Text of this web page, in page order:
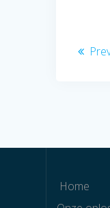
Home